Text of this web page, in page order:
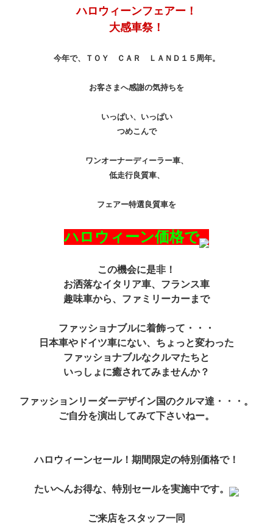
ハロウィーンフェアー！
大感車祭！
今年で、ＴＯＹ ＣＡＲ ＬＡＮＤ１５周年。
お客さまへ感謝の気持ちを
いっぱい、いっぱい
つめこんで
ワンオーナーディーラー車、
低走行良質車、
フェアー特選良質車を
ハロウィーン価格で
この機会に是非！
お洒落なイタリア車、フランス車
趣味車から、ファミリーカーまで
ファッショナブルに着飾って・・・
日本車やドイツ車にない、ちょっと変わった
ファッショナブルなクルマたちと
いっしょに癒されてみませんか？
ファッションリーダーデザイン国のクルマ達・・・。
ご自分を演出してみて下さいねー。
ハロウィーンセール！期間限定の特別価格で！
たいへんお得な、特別セールを実施中です。
ご来店をスタッフ一同